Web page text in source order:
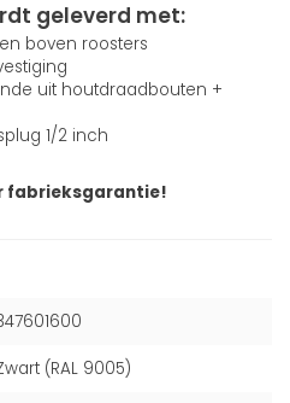
geleverd met:
boven roosters
uit houtdraadbouten +
1/2 inch
fabrieksgarantie!
(RAL 9005)